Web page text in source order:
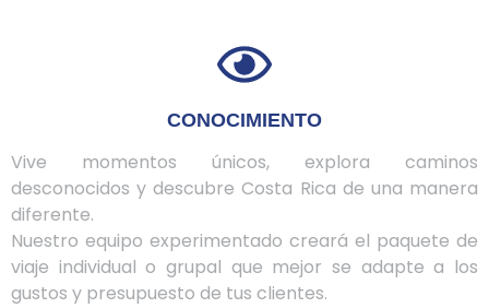
CONOCIMIENTO
Vive momentos únicos, explora caminos
desconocidos y descubre Costa Rica de una manera
diferente.
Nuestro equipo experimentado creará el paquete de
viaje individual o grupal que mejor se adapte a los
gustos y presupuesto de tus clientes.